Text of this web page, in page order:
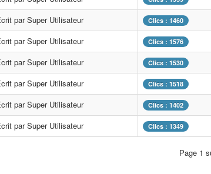
par Super Utilisateur Clics : 1460
par Super Utilisateur Clics : 1576
par Super Utilisateur Clics : 1530
par Super Utilisateur Clics : 1518
par Super Utilisateur Clics : 1402
par Super Utilisateur Clics : 1349
Page 1